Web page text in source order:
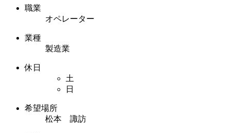
職業
オペレーター
業種
製造業
休日
土
日
希望場所
松本 諏訪